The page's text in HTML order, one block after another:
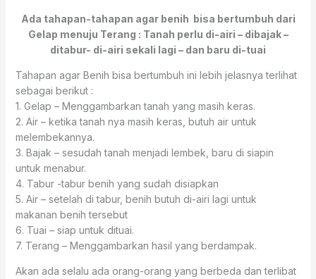
Ada tahapan-tahapan agar benih bisa bertumbuh dari
Gelap menuju Terang : Tanah perlu di-airi – dibajak –
ditabur- di-airi sekali lagi – dan baru di-tuai
Tahapan agar Benih bisa bertumbuh ini lebih jelasnya terlihat
sebagai berikut :
1. Gelap – Menggambarkan tanah yang masih keras.
2. Air – ketika tanah nya masih keras, butuh air untuk
melembekannya.
3. Bajak – sesudah tanah menjadi lembek, baru di siapin
untuk menabur.
4. Tabur -tabur benih yang sudah disiapkan
5. Air – setelah di tabur, benih butuh di-airi lagi untuk
makanan benih tersebut
6. Tuai – siap untuk dituai.
7. Terang – Menggambarkan hasil yang berdampak.
Akan ada selalu ada orang-orang yang berbeda dan terlibat